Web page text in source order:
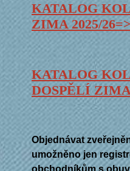
KATALOG
ZIMA2025/26=>
KATALOG
DOSPĚLÍ
Objednávat
umožněno jen
obchodníkům s